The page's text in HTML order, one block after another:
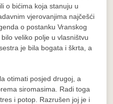
o bićima koja stanuju u
vjerovanjima najčešći
o postanku Vranskog
veliko polje u vlasništvu
je bila bogata i škrta, a
otimati posjed drugoj, a
siromasima. Radi toga
i potop. Razrušen joj je i